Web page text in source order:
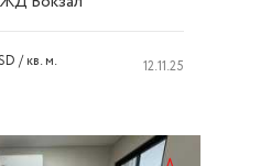
/ кв. м. 12.11.25